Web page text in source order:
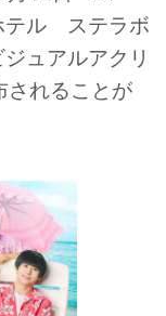
テル ステラボ
ュアルアクリ
されることが